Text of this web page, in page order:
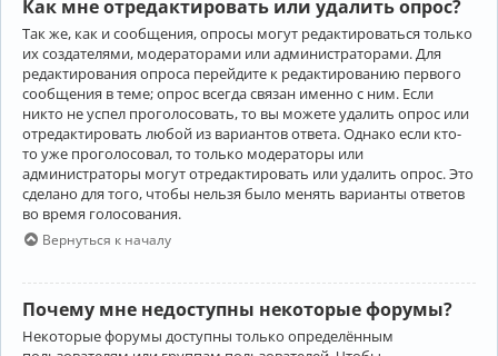
Как мне отредактировать или удалить опрос?
Так же, как и сообщения, опросы могут редактироваться только
их создателями, модераторами или администраторами. Для
редактирования опроса перейдите к редактированию первого
сообщения в теме; опрос всегда связан именно с ним. Если
никто не успел проголосовать, то вы можете удалить опрос или
отредактировать любой из вариантов ответа. Однако если кто-
то уже проголосовал, то только модераторы или
администраторы могут отредактировать или удалить опрос. Это
сделано для того, чтобы нельзя было менять варианты ответов
во время голосования.
Вернуться к началу
Почему мне недоступны некоторые форумы?
Некоторые форумы доступны только определённым